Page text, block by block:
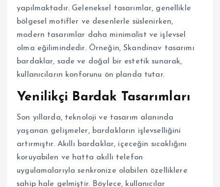
yapılmaktadır. Geleneksel tasarımlar, genellikle
bölgesel motifler ve desenlerle süslenirken,
modern tasarımlar daha minimalist ve işlevsel
olma eğilimindedir. Örneğin, Skandinav tasarımı
bardaklar, sade ve doğal bir estetik sunarak,
kullanıcıların konforunu ön planda tutar.
Yenilikçi Bardak Tasarımları
Son yıllarda, teknoloji ve tasarım alanında
yaşanan gelişmeler, bardakların işlevselliğini
artırmıştır. Akıllı bardaklar, içeceğin sıcaklığını
koruyabilen ve hatta akıllı telefon
uygulamalarıyla senkronize olabilen özelliklere
sahip hale gelmiştir. Böylece, kullanıcılar